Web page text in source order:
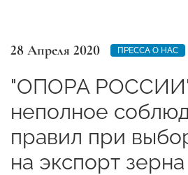
28 Апреля 2020 ПРЕССА О НАС
"ОПОРА РОССИИ"
неполное
правил при
на экспорт зерна